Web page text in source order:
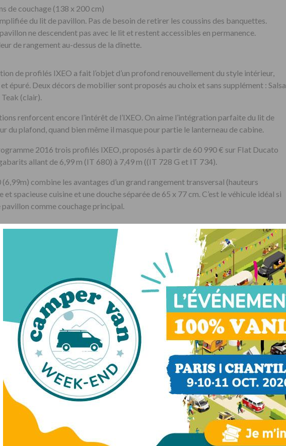
de couchage (138 x 200 cm)
du lit de pavillon. Pas de besoin de retirer les coussins des banquettes.
ne descendent pas avec le lit et restent accessibles en permanence.
de rangement au-dessus de la dînette.
de profilés IXEO a fait l’objet d’un profond renouvellement du style intérieur,
épuré. Deux décors de mobilier sont proposés au choix et sans supplément : Salsa
(clair).
renforcent encore l’intérêt de l’IXEO. On aime l’intégration parfaite du lit de
du plafond, quand bien même il masque pour partie le lanterneau de cabine.
2016 trois profilés IXEO, proposés à partir de 60 990 € sur FIat Ducato
allant de 6,99 m (IT 680) à 7,49 m ((IT 728 G et IT 734).
(6,99m) combine les avantages d’un grand rangement transversal (hauteurs
spacieuse cuisine et une douche séparée de 65 x 77 cm. C’est le véhicule idéal si
comme couchage principal.
le lit de pavillon impose la configuration du maxi salon. Oui et non. Selon les
pas d’une banquette latérale de même longueur : 110 cm (IT 680), 70 cm (IT
).
l’IXEO IT 680 (présenté en avant-première) installer en remplacement de la
pour accueillir une TV de 32 ».
ENVOYER